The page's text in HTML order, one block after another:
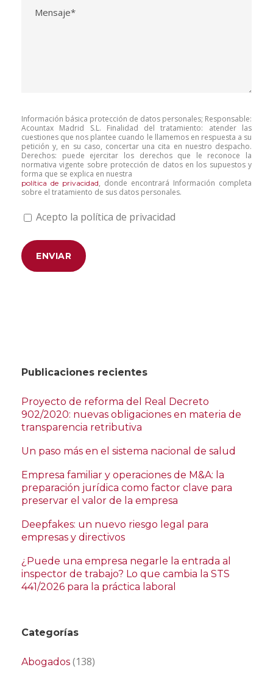
Información básica protección de datos personales; Responsable:
Acountax Madrid S.L. Finalidad del tratamiento: atender las
cuestiones que nos plantee cuando le llamemos en respuesta a su
petición y, en su caso, concertar una cita en nuestro despacho.
Derechos: puede ejercitar los derechos que le reconoce la
normativa vigente sobre protección de datos en los supuestos y
forma que se explica en nuestra
política de privacidad, donde encontrará Información completa
sobre el tratamiento de sus datos personales.
Acepto la política de privacidad
Publicaciones recientes
Proyecto de reforma del Real Decreto
902/2020: nuevas obligaciones en materia de
transparencia retributiva
Un paso más en el sistema nacional de salud
Empresa familiar y operaciones de M&A: la
preparación jurídica como factor clave para
preservar el valor de la empresa
Deepfakes: un nuevo riesgo legal para
empresas y directivos
¿Puede una empresa negarle la entrada al
inspector de trabajo? Lo que cambia la STS
441/2026 para la práctica laboral
Categorías
Abogados (138)